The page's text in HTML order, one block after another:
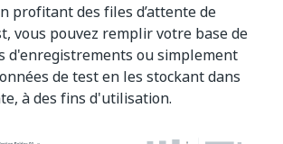
profitant des files d’attente de
vous pouvez remplir votre base de
d'enregistrements ou simplement
de test en les stockant dans
à des fins d'utilisation.